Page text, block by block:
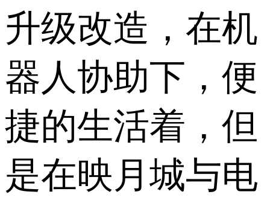
升级改造，在机
器人协助下，便
捷的生活着，但
是在映月城与电